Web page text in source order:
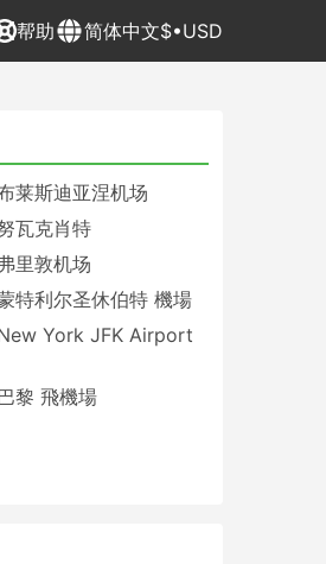
帮助 简体中文$•USD
莱斯迪亚涅机场
瓦克肖特
里敦机场
特利尔圣休伯特 機場
York JFK Airport
黎 飛機場